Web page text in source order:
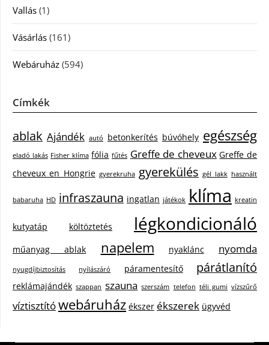
Vallás (1)
Vásárlás (161)
Webáruház (594)
Címkék
ablak Ajándék autó betonkerítés búvóhely egészség
eladó lakás Fisher klíma fólia fűtés Greffe de cheveux Greffe de
cheveux en Hongrie gyerekruha gyerekülés gél lakk használt
babaruha HD infraszauna ingatlan játékok klíma kreatin
kutyatáp költöztetés légkondicionáló
műanyag ablak napelem nyaklánc nyomda
nyugdíjbiztosítás nyílászáró páramentesítő párátlanító
reklámajándék szappan szauna szerszám telefon téli gumi vízszűrő
víztisztítówebáruház ékszer ékszerek ügyvéd